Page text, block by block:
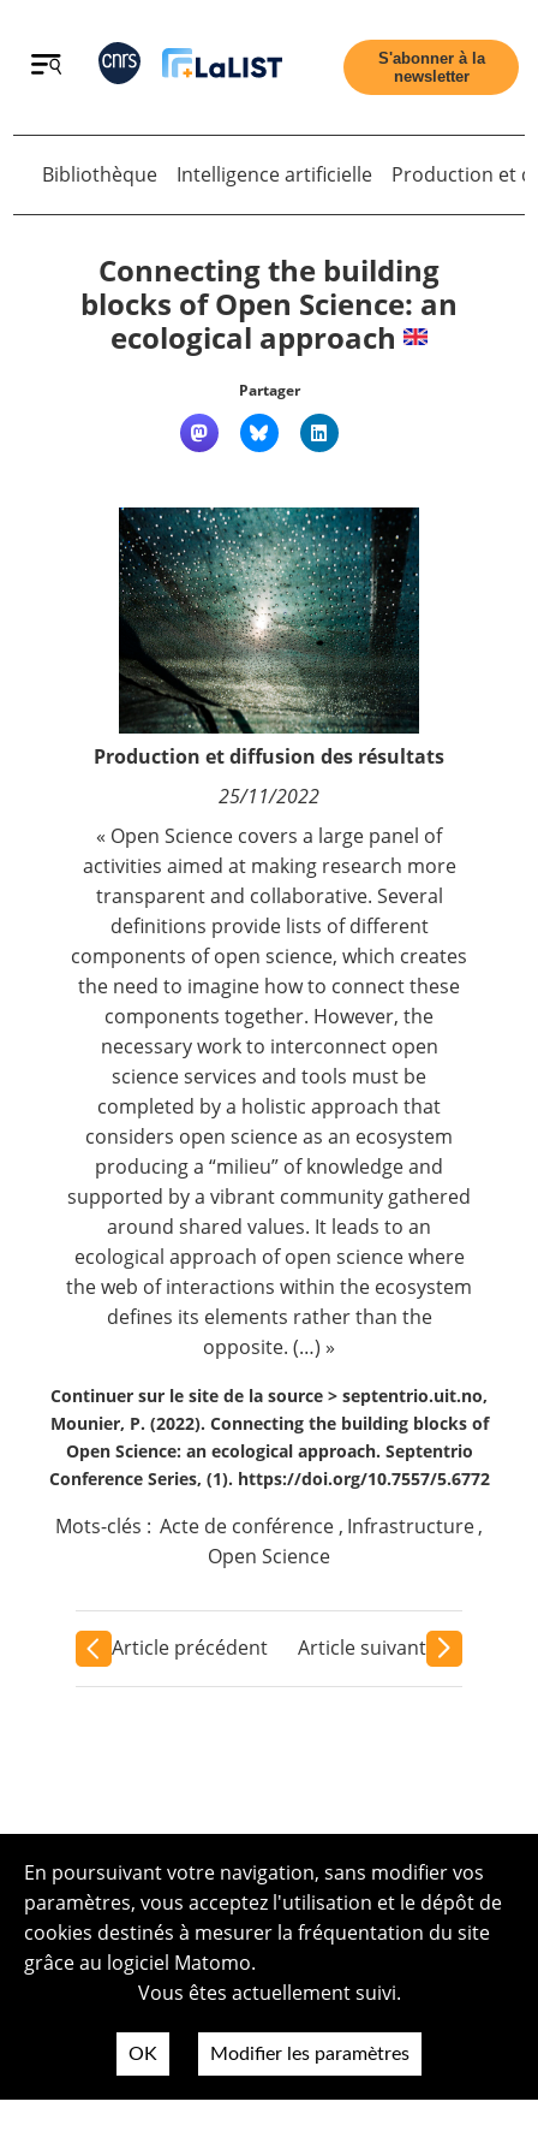
Retour
Nous suivre
S'abonner à la
newsletter
Bibliothèque Intelligence artificielle Production et
Connecting the building
blocks of Open Science: an
ecological approach
Partager
Production et diffusion des résultats
25/11/2022
« Open Science covers a large panel of
activities aimed at making research more
transparent and collaborative. Several
definitions provide lists of different
components of open science, which creates
the need to imagine how to connect these
components together. However, the
necessary work to interconnect open
science services and tools must be
completed by a holistic approach that
considers open science as an ecosystem
producing a “milieu” of knowledge and
supported by a vibrant community gathered
around shared values. It leads to an
ecological approach of open science where
the web of interactions within the ecosystem
defines its elements rather than the
opposite. (…) »
Continuer sur le site de la source > septentrio.uit.no,
Mounier, P. (2022). Connecting the building blocks of
Open Science: an ecological approach. Septentrio
Conference Series, (1). https://doi.org/10.7557/5.6772
Mots-clés : Acte de conférence , Infrastructure,
Open Science
Article précédent Article suivant
En poursuivant votre navigation, sans modifier vos
paramètres, vous acceptez l'utilisation et le dépôt de
cookies destinés à mesurer la fréquentation du site
grâce au logiciel Matomo.
Vous êtes actuellement suivi.
OK Modifier les paramètres